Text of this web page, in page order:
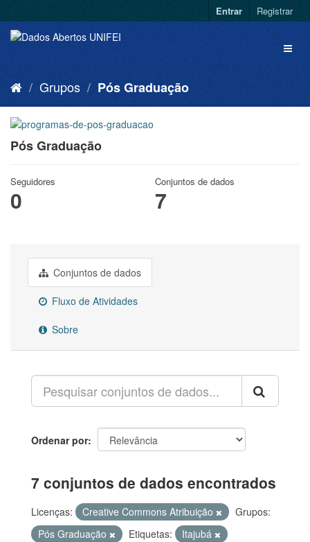
Entrar Registrar
Grupos Pós Graduação
Pós Graduação
Seguidores
0
Conjuntos de dados
7
Conjuntos de dados
Fluxo de Atividades
Sobre
Ordenar por
7 conjuntos de dados encontrados
Licenças: Creative Commons Atribuição
Grupos:
Pós Graduação
Etiquetas:
Itajubá